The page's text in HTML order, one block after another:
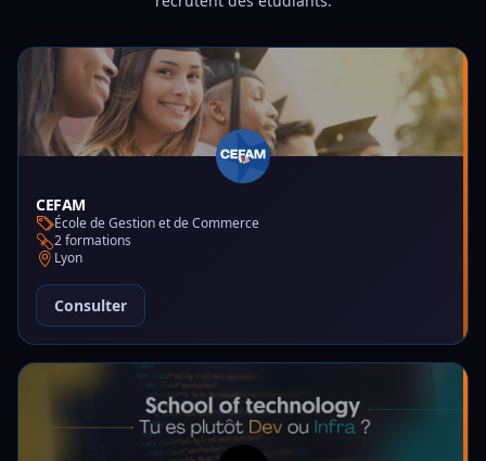
CEFAM
École de Gestion et de Commerce
2 formations
Lyon
Consulter